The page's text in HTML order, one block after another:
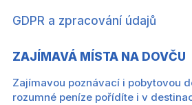
GDPR a zpracování údajů
ZAJÍMAVÁ MÍSTA NA DOVČU
Zajímavou poznávací i pobytovou
rozumné peníze pořídíte i v